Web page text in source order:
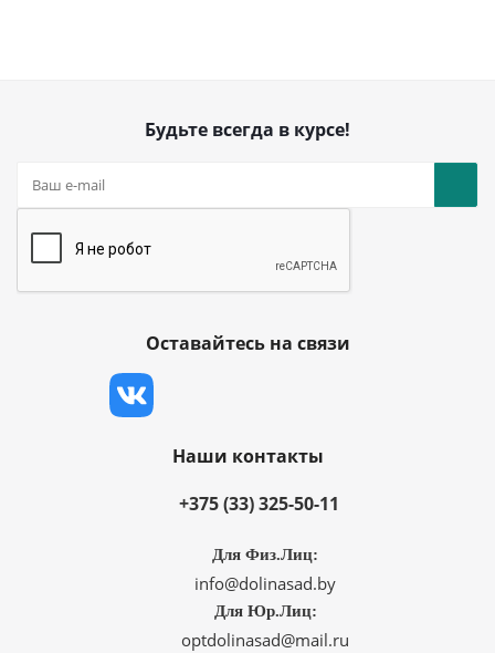
Будьте всегда в курсе!
Оставайтесь на связи
Наши контакты
+375 (33) 325-50-11
Для Физ.Лиц:
info@dolinasad.by
Для Юр.Лиц:
optdolinasad@mail.ru